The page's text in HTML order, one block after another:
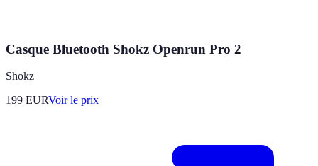
Casque Bluetooth Shokz Openrun Pro 2
Shokz
199 EURVoir le prix